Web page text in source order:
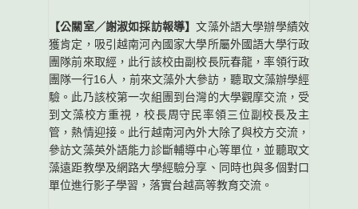
【公關室／謝淑如採訪報導】文藻外語大學辦學績效
獲肯定，吸引越南河內國家大學所屬外國語大學行政
團隊前來取經，此行該校由副校長阮春龍，率領行政
團隊一行16人，前來文藻外大參訪，聽取文藻辦學經
驗。此乃該校第一次組團到台灣的大學觀摩交流，受
到文藻校方重視，校長周守民率領三位副校長及主
管，熱情迎接。此行越南河內外大除了與校方交流，
參訪文藻英外語能力診斷輔導中心等單位，並聽取文
藻遠距教學及網路大學經驗分享、同時也與多個對口
單位進行影子學習，落實台越高等教育交流。